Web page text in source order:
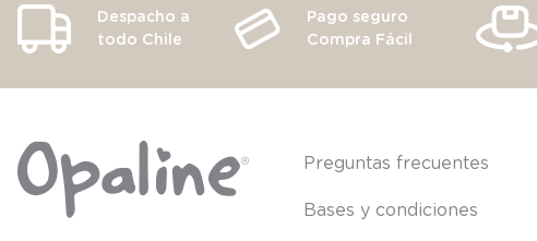
Despacho a
todo Chile
Pago seguro
Compra Fácil
Preguntas frecuentes
Bases y condiciones